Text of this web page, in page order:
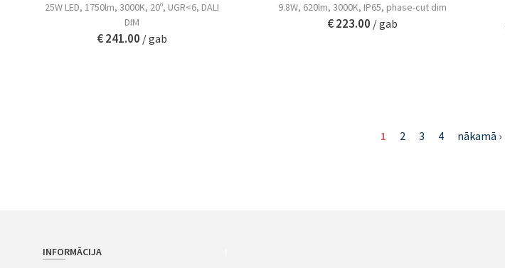
25W LED, 1750lm, 3000K, 20º, UGR<6, DALI
DIM
€ 241.00 / gab
9.8W, 620lm, 3000K, IP65, phase-cut dim
€ 223.00 / gab
1 2 3 4 nākamā ›
INFORMĀCIJA